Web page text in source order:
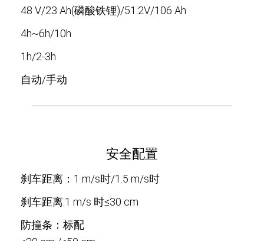
48 V/23 Ah(磷酸铁锂)/51.2V/106 Ah
4h~6h/10h
1h/2-3h
自动/手动
安全配置
刹车距离：1 m/s时/1.5 m/s时
刹车距离:1 m/s 时≤30 cm
防撞条：标配